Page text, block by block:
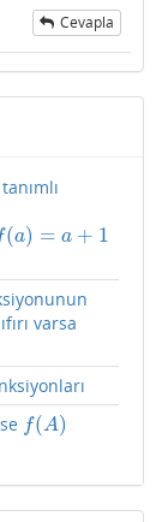
Cevapla
(a) = a + 1
1
varsa
f(A)
f(A)